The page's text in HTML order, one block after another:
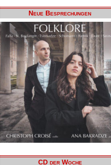
Neue Besprechungen
CD der Woche